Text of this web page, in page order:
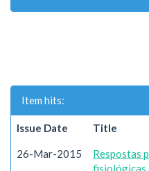
Item hits:
Issue Date Title
26-Mar-2015
Respostas
fisiológicas